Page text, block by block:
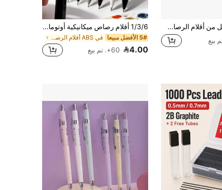
طقم كامل من أقلام الرصاص الميكانيكية بأقطار 0.3/0.5/0.7/0.9/1.3/2.0/3.0 مم قطعة واحدة، أقلام رسم فنية معدنية للمكتب والمدرسة 1/3/6 أقلام رصاص ميكانيكية أوتوماتيكية: ألوان عشوائية، تشمل أقلام 0.5 مم و 0.7 مم - ضرورية للطلاب!، العودة إلى المدرسة
5# الأفضل مبيعا في ABS أقلام الرصاص
4.00 60+. تم بيع